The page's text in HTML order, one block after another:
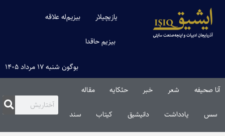
یازیچیلار بیزیم‌له علاقه
بیزیم حاقدا
بوگون شنبه ۱۷ مرداد ۱۴۰۵
آنا صحیفه شعر خبر حئکایه مقاله‌
سس یادداشت دانیشیق کیتاب سند